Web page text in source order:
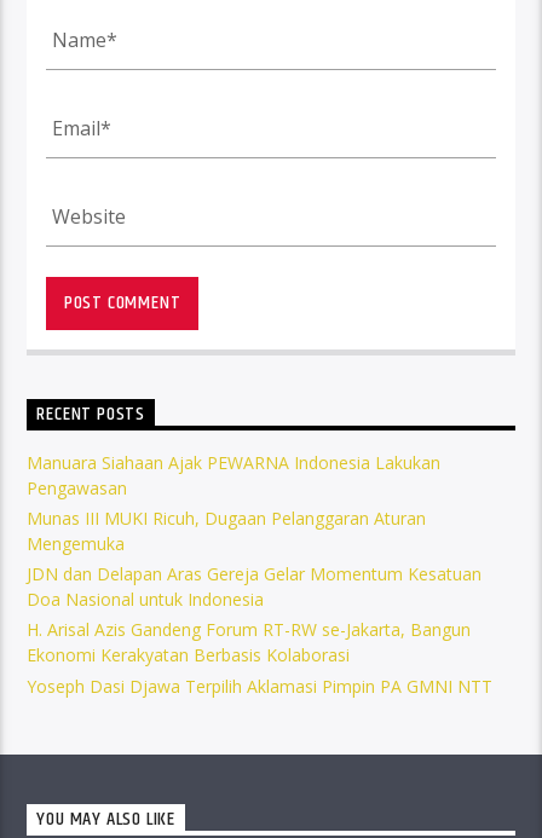
RECENT POSTS
Manuara Siahaan Ajak PEWARNA Indonesia Lakukan
Pengawasan
Munas III MUKI Ricuh, Dugaan Pelanggaran Aturan
Mengemuka
JDN dan Delapan Aras Gereja Gelar Momentum Kesatuan
Doa Nasional untuk Indonesia
H. Arisal Azis Gandeng Forum RT-RW se-Jakarta, Bangun
Ekonomi Kerakyatan Berbasis Kolaborasi
Yoseph Dasi Djawa Terpilih Aklamasi Pimpin PA GMNI NTT
YOU MAY ALSO LIKE